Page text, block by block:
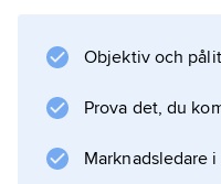
och underfundiga
Jonasson
(gitarr; född 1964),
Objektiv och
Prova det, du
Marknadsledare